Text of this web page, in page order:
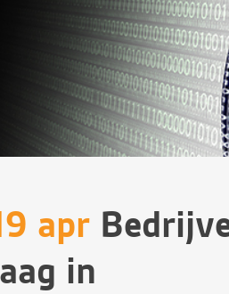
apr
in